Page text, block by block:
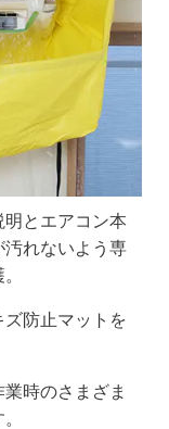
とエアコン本
れないよう専
防止マットを
時のさまざま